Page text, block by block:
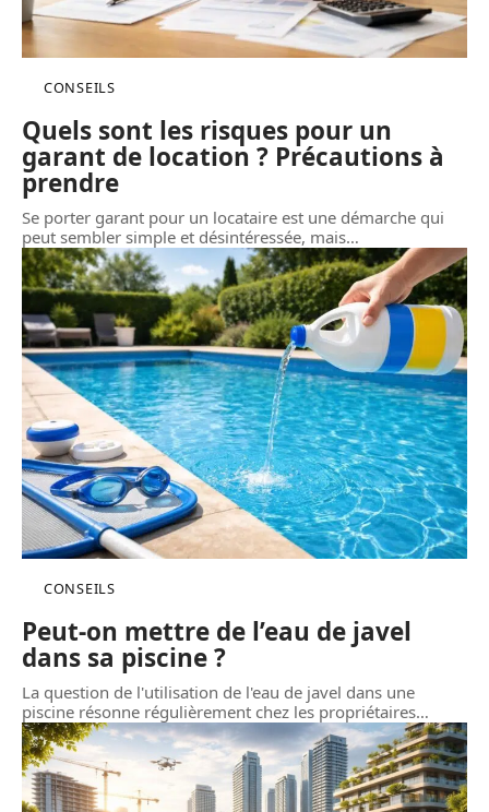
CONSEILS
Quels sont les risques pour un
garant de location ? Précautions à
prendre
Se porter garant pour un locataire est une démarche qui
peut sembler simple et désintéressée, mais…
CONSEILS
Peut-on mettre de l’eau de javel
dans sa piscine ?
La question de l'utilisation de l'eau de javel dans une
piscine résonne régulièrement chez les propriétaires…